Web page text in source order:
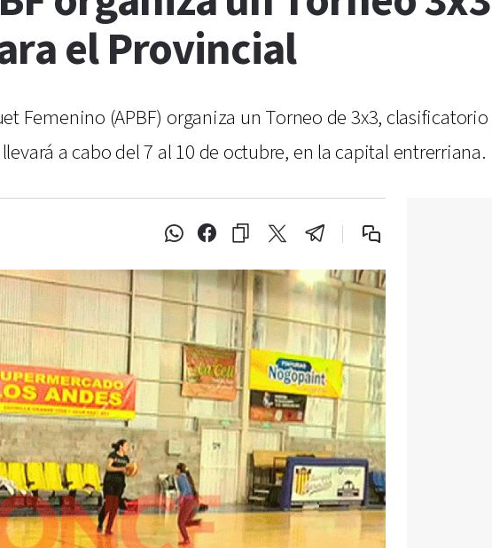
el Provincial
Femenino (APBF) organiza un Torneo de 3x3,
a cabo del 7 al 10 de octubre, en la capital entrerriana.